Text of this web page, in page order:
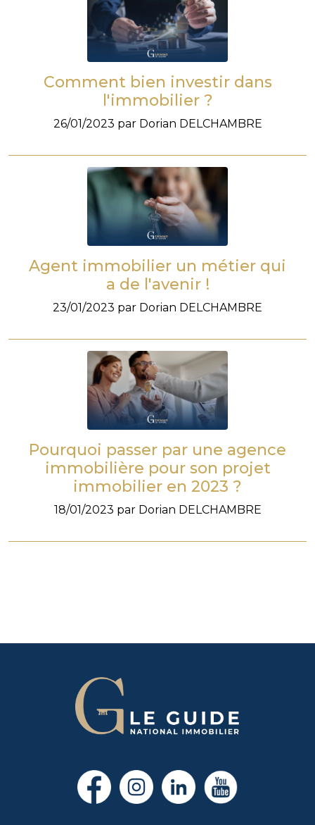
Comment bien investir dans
l'immobilier ?
26/01/2023 par Dorian DELCHAMBRE
Agent immobilier un métier qui
a de l'avenir !
23/01/2023 par Dorian DELCHAMBRE
Pourquoi passer par une agence
immobilière pour son projet
immobilier en 2023 ?
18/01/2023 par Dorian DELCHAMBRE